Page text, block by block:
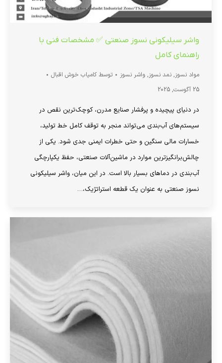
واشر سیلیکونی نسوز صنعتی ✅ مشخصات فنی با
راهنمای کامل
مواد نسوز, نمد نسوز, واشر نسوز توسط کامیاب خوش اقبال
25 آگوست, 2025
در دنیای پیچیده و پرفشار صنایع مدرن، کوچک‌ترین نقص در
سیستم‌های آب‌بندی می‌تواند منجر به توقف کامل خط تولید،
خسارات مالی سنگین و حتی خطرات ایمنی جدی شود. یکی از
چالش‌برانگیزترین موارد در ماشین‌آلات صنعتی، حفظ یکپارچگی
آب‌بندی در دماهای بسیار بالا است. در این میان، واشر سیلیکونی
نسوز صنعتی به عنوان یک قطعه استراتژیک،…